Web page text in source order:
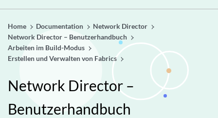
Home Documentation
Network Director
Network Director – Benutzerhandbuch
Arbeiten im Build-Modus
Erstellen und Verwalten von Fabrics
Network Director –
Benutzerhandbuch